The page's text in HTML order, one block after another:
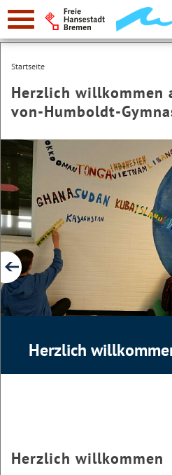
zur
Navigation
Suche:
Startseite
Herzlich willkommen
von-Humboldt-
Herzlich
Herzlich willkommen